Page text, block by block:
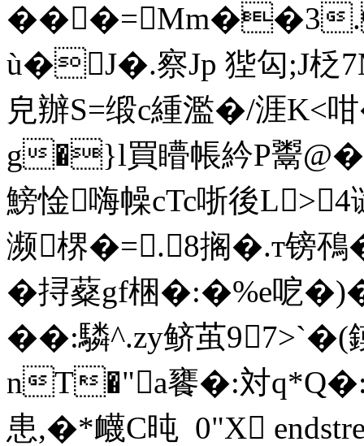
���=Mm��3
ù�J�.察Jp 狴匃;J柉
皃辦S=缎c緟濫�/涯
g�}l買矒帳紟P鬻
鰟惍嗨幧cTc哳後
濒楐�=.8搁�.т镑鴀
� 挦薒gf梱�:�%e呝
��:驎^.zy鲚茧
nT�"a饔�:対
患,�*衊C旽  0"X